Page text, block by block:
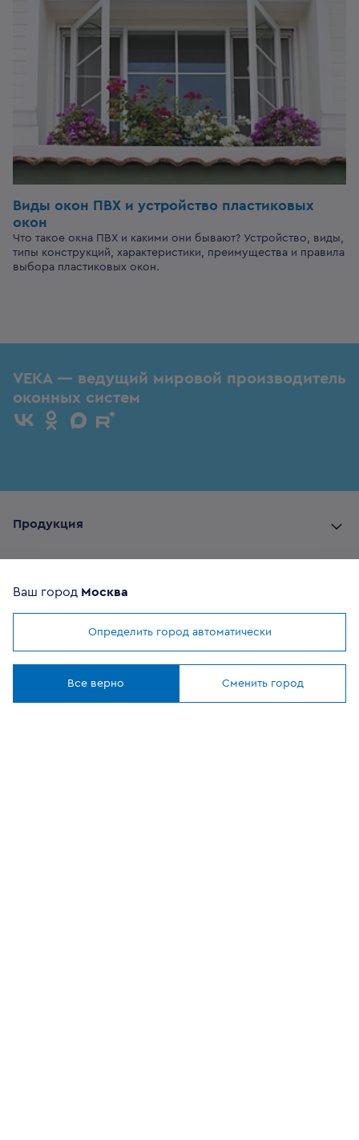
Виды окон ПВХ и устройство пластиковых
окон
Что такое окна ПВХ и какими они бывают? Устройство, виды,
типы конструкций, характеристики, преимущества и правила
выбора пластиковых окон.
Мы используем cookies
VEKA — ведущий мировой производитель
оконных систем
Продукция
Помощь покупателю
Где купить
Ваш город Москва
Определить город автоматически
Все верно Сменить город